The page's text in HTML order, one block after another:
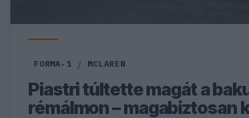
FORMA-1 / MCLAREN
Piastri túltette magát a
rémálmon – magabiztosan